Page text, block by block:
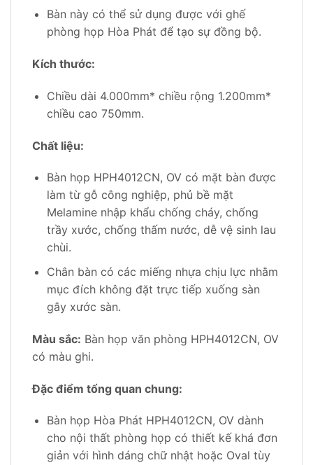
Bàn này có thể sử dụng được với ghế
phòng họp Hòa Phát để tạo sự đồng bộ.
Kích thước:
Chiều dài 4.000mm* chiều rộng 1.200mm*
chiều cao 750mm.
Chất liệu:
Bàn họp HPH4012CN, OV có mặt bàn được
làm từ gỗ công nghiệp, phủ bề mặt
Melamine nhập khẩu chống cháy, chống
trầy xước, chống thấm nước, dễ vệ sinh lau
chùi.
Chân bàn có các miếng nhựa chịu lực nhằm
mục đích không đặt trực tiếp xuống sàn
gây xước sàn.
Màu sắc: Bàn họp văn phòng HPH4012CN, OV
có màu ghi.
Đặc điểm tổng quan chung:
Bàn họp Hòa Phát HPH4012CN, OV dành
cho nội thất phòng họp có thiết kế khá đơn
giản với hình dáng chữ nhật hoặc Oval tùy